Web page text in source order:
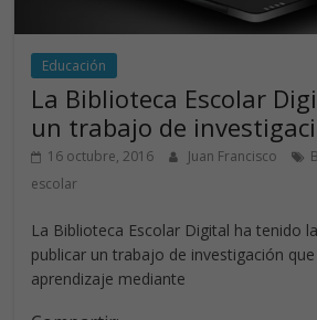
Educación
La Biblioteca Escolar
un trabajo de
16 octubre, 2016 Juan Francisco
escolar
La Biblioteca Escolar Digital ha tenido
publicar un trabajo de investigación
aprendizaje mediante